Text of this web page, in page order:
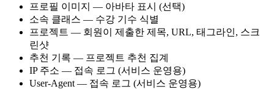
프로필 이미지 — 아바타 표시 (선택)
소속 클래스 — 수강 기수 식별
프로젝트 — 회원이 제출한 제목, URL, 태그라인, 스크
린샷
추천 기록 — 프로젝트 추천 집계
IP 주소 — 접속 로그 (서비스 운영용)
User-Agent — 접속 로그 (서비스 운영용)